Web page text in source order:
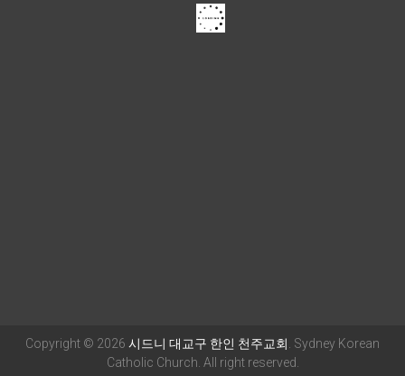
Copyright © 2026 시드니 대교구 한인 천주교회 . Sydney Korean
Catholic Church. All right reserved.